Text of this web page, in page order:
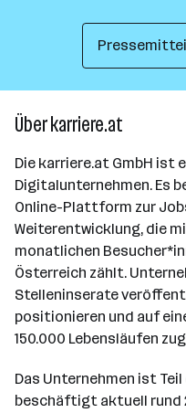
Über karriere.at
Die karriere.at GmbH ist
Digitalunternehmen. Es
Online-Plattform zur
Weiterentwicklung, die
monatlichen
Österreich zählt.
Stelleninserate
positionieren und auf
150.000 Lebensläufen
Das Unternehmen ist Teil
beschäftigt aktuell rund